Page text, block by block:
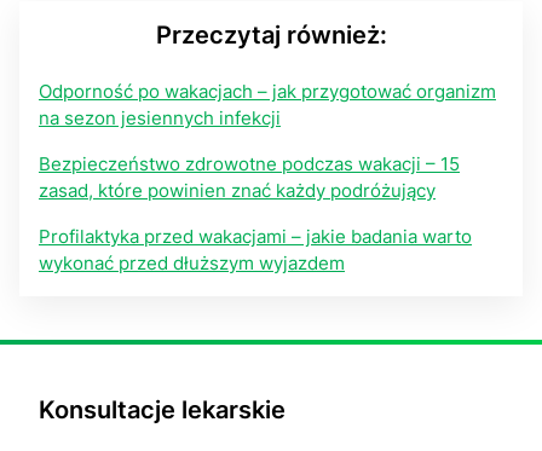
Przeczytaj również:
Odporność po wakacjach – jak przygotować organizm
na sezon jesiennych infekcji
Bezpieczeństwo zdrowotne podczas wakacji – 15
zasad, które powinien znać każdy podróżujący
Profilaktyka przed wakacjami – jakie badania warto
wykonać przed dłuższym wyjazdem
Konsultacje lekarskie